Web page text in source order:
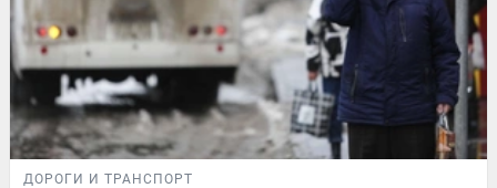
ДОРОГИ И ТРАНСПОРТ